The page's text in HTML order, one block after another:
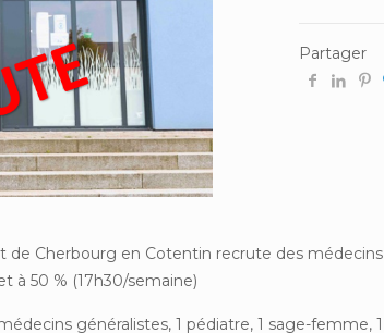
Partager
de Cherbourg en Cotentin recrute des médecins
à 50 % (17h30/semaine)
généralistes, 1 pédiatre, 1 sage-femme, 1